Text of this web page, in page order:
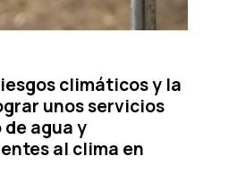
climáticos y la
unos servicios
agua y
al clima en